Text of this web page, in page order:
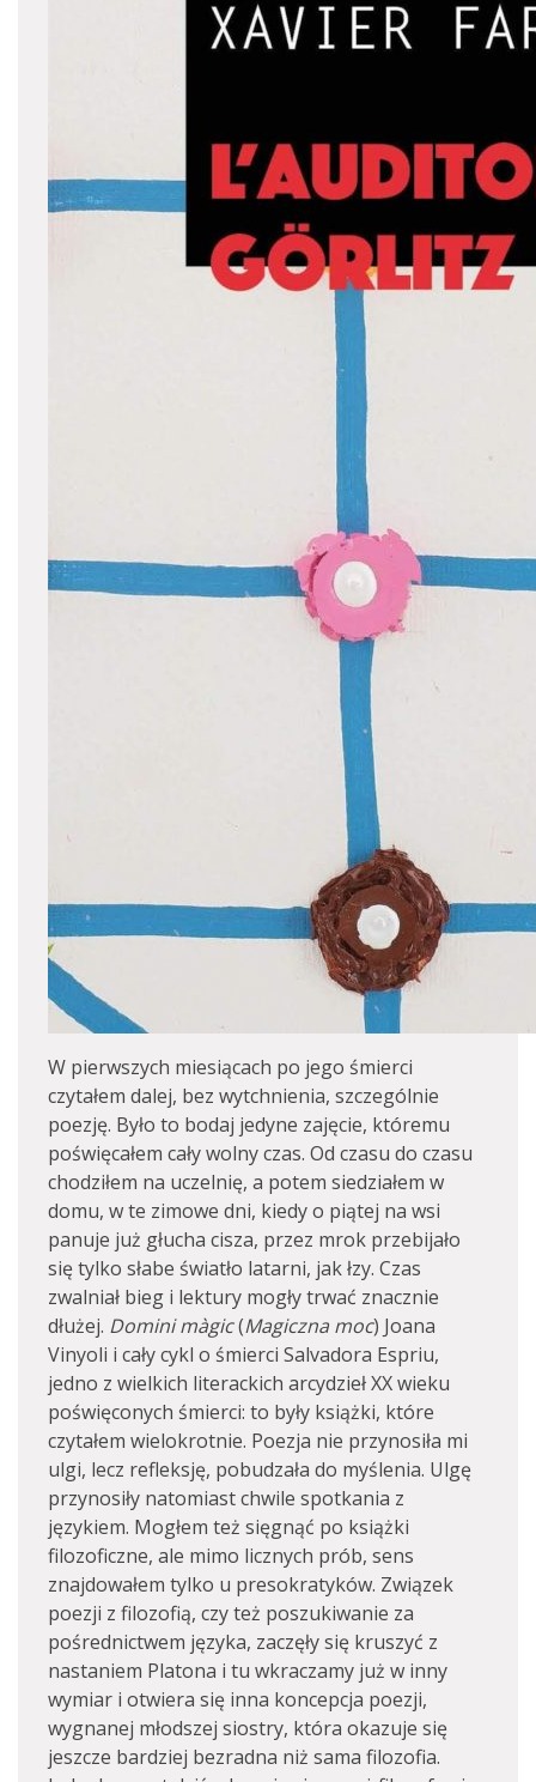
W pierwszych miesiącach po jego śmierci
czytałem dalej, bez wytchnienia, szczególnie
poezję. Było to bodaj jedyne zajęcie, któremu
poświęcałem cały wolny czas. Od czasu do czasu
chodziłem na uczelnię, a potem siedziałem w
domu, w te zimowe dni, kiedy o piątej na wsi
panuje już głucha cisza, przez mrok przebijało
się tylko słabe światło latarni, jak łzy. Czas
zwalniał bieg i lektury mogły trwać znacznie
dłużej. Domini màgic(Magiczna moc) Joana
Vinyoli i cały cykl o śmierci Salvadora Espriu,
jedno z wielkich literackich arcydzieł XX wieku
poświęconych śmierci: to były książki, które
czytałem wielokrotnie. Poezja nie przynosiła mi
ulgi, lecz refleksję, pobudzała do myślenia. Ulgę
przynosiły natomiast chwile spotkania z
językiem. Mogłem też sięgnąć po książki
filozoficzne, ale mimo licznych prób, sens
znajdowałem tylko u presokratyków. Związek
poezji z filozofią, czy też poszukiwanie za
pośrednictwem języka, zaczęły się kruszyć z
nastaniem Platona i tu wkraczamy już w inny
wymiar i otwiera się inna koncepcja poezji,
wygnanej młodszej siostry, która okazuje się
jeszcze bardziej bezradna niż sama filozofia.